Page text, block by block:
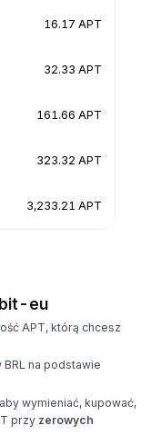
16.17 APT
32.33 APT
161.66 APT
323.32 APT
3,233.21 APT
eu
APT, którą chcesz
na podstawie
wymieniać, kupować,
przy zerowych